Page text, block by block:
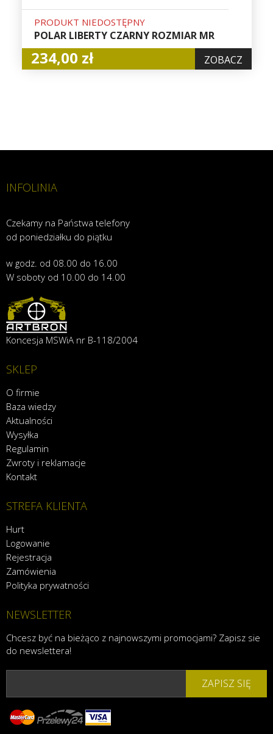
PRODUKT NIEDOSTĘPNY
POLAR LIBERTY CZARNY ROZMIAR MR
234,00 zł ZOBACZ
INFOLINIA
Czekamy na Państwa telefony
od poniedziałku do piątku
w godz. od 08.00 do 16.00
W soboty od 10.00 do 14.00
Koncesja MSWiA nr B-118/2004
SKLEP
O firmie
Baza wiedzy
Aktualności
Wysyłka
Regulamin
Zwroty i reklamacje
Kontakt
STREFA KLIENTA
Hurt
Logowanie
Rejestracja
Zamówienia
Polityka prywatności
NEWSLETTER
Chcesz być na bieżąco z najnowszymi promocjami? Zapisz sie
do newslettera!
ZAPISZ SIĘ